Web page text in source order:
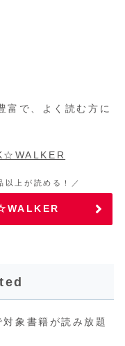
富で、よく読む方に
上が読める！／
象書籍が読み放題